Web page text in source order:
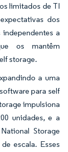
limitados de TI
dos
a
os mantêm
storage.
a uma
para self
impulsiona
unidades, e a
Storage
escala. Esses